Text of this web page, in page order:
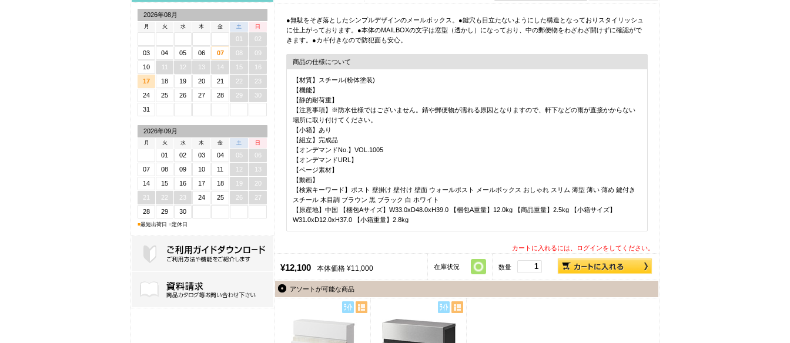
2026年08月
月 火 水 木 金 土 日
01
02
03
04 05 06 07 08
09
10
11 12 13 14 15
16
17
18 19 20 21 22
23
24
25 26 27 28 29
30
31
2026年09月
月 火 水 木 金 土 日
01 02 03 04 05
06
07
08 09 10 11 12
13
14
15 16 17 18 19
20
21
22 23 24 25 26
27
28
29 30
■最短出荷日 ■定休日
●無駄をそぎ落としたシンプルデザインのメールボックス。●鍵穴も目立たないようにした構造となっておりスタイリッシュ
に仕上がっております。●本体のMAILBOXの文字は窓型（透かし）になっており、中の郵便物をわざわざ開けずに確認がで
きます。●カギ付きなので防犯面も安心。
商品の仕様について
【材質】スチール(粉体塗装)
【機能】
【静的耐荷重】
【注意事項】※防水仕様ではございません。錆や郵便物が濡れる原因となりますので、軒下などの雨が直接かからない
場所に取り付けてください。
【小箱】あり
【組立】完成品
【オンデマンドNo.】VOL.1005
【オンデマンドURL】
【ページ素材】
【動画】
【検索キーワード】ポスト 壁掛け 壁付け 壁面 ウォールポスト メールボックス おしゃれ スリム 薄型 薄い 薄め 鍵付き
スチール 木目調 ブラウン 黒 ブラック 白 ホワイト
【原産地】中国 【梱包Aサイズ】W33.0xD48.0xH39.0 【梱包A重量】12.0kg 【商品重量】2.5kg 【小箱サイズ】
W31.0xD12.0xH37.0 【小箱重量】2.8kg
カートに入れるには、ログインをしてください。
¥12,100 本体価格 ¥11,000 在庫状況 数量
アソートが可能な商品